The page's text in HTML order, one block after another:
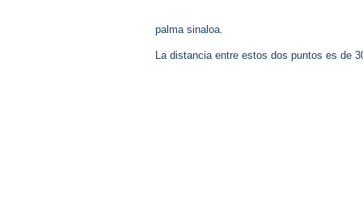
palma sinaloa.
La distancia entre estos dos puntos es de